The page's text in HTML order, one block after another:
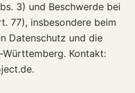
3) und Beschwerde bei
77), insbesondere beim
Datenschutz und die
Kontakt: